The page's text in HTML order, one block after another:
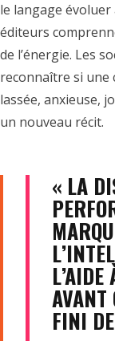
le langage évoluer
éditeurs
de l’énergie. Les
reconnaître si une
lassée, anxieuse,
un nouveau récit.
« LA
AVANT
FINI